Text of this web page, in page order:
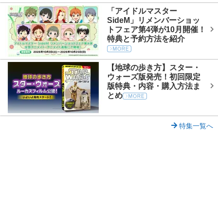
「アイドルマスター
SideM」リメンバーショッ
トフェア第4弾が10月開催！
特典と予約方法を紹介
【地球の歩き方】スター・
ウォーズ版発売！初回限定
版特典・内容・購入方法ま
とめ
特集一覧へ